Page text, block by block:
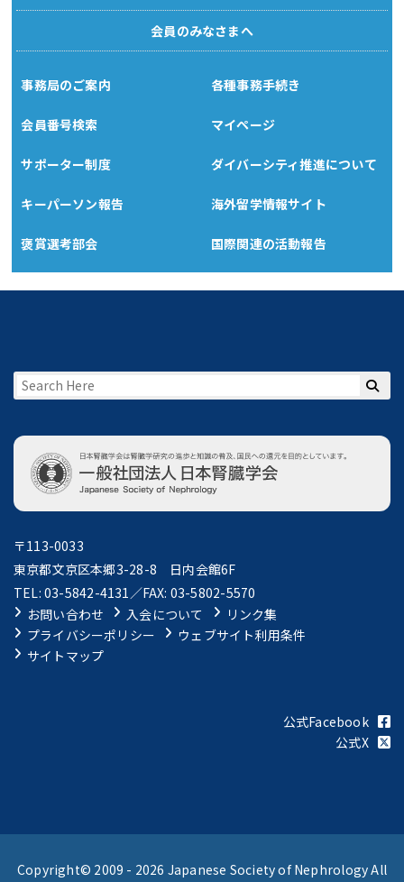
会員のみなさまへ
事務局のご案内 各種事務手続き
会員番号検索 マイページ
サポーター制度 ダイバーシティ推進について
キーパーソン報告 海外留学情報サイト
褒賞選考部会 国際関連の活動報告
〒113-0033
東京都文京区本郷3-28-8 日内会館6F
TEL: 03-5842-4131／FAX: 03-5802-5570
お問い合わせ
入会について
リンク集
プライバシーポリシー
ウェブサイト利用条件
サイトマップ
公式Facebook
公式X
Copyright© 2009 - 2026 Japanese Society of Nephrology All